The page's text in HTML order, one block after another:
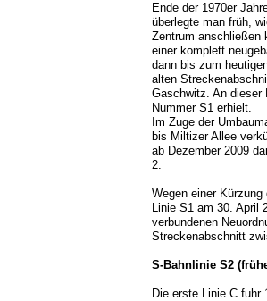
Ende der 1970er
überlegte man früh,
Zentrum anschließen
einer komplett
dann bis zum
alten
Gaschwitz. An dieser
Nummer S1 erhielt.
Im Zuge der
bis Miltizer Allee
ab Dezember 2009
2.
Wegen einer
Linie S1 am 30. April
verbundenen
Streckenabschnitt
S-Bahnlinie S2
Die erste Linie C fuhr